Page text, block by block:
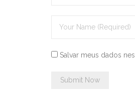
Salvar meus dados